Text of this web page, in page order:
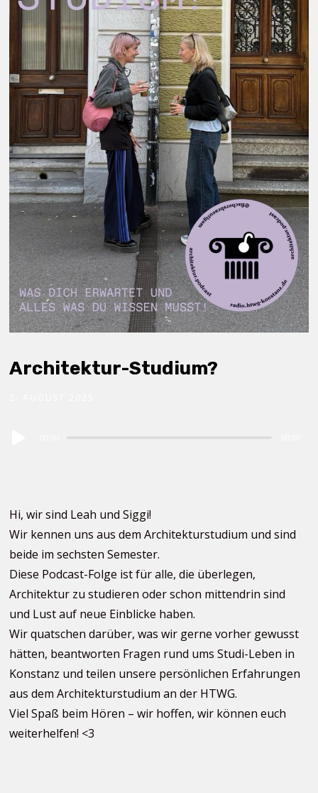
Architektur-Studium?
Hi, wir sind Leah und Siggi!
Wir kennen uns aus dem Architekturstudium und sind
beide im sechsten Semester.
Diese Podcast-Folge ist für alle, die überlegen,
Architektur zu studieren oder schon mittendrin sind
und Lust auf neue Einblicke haben.
Wir quatschen darüber, was wir gerne vorher gewusst
hätten, beantworten Fragen rund ums Studi-Leben in
Konstanz und teilen unsere persönlichen Erfahrungen
aus dem Architekturstudium an der HTWG.
Viel Spaß beim Hören – wir hoffen, wir können euch
weiterhelfen! <3